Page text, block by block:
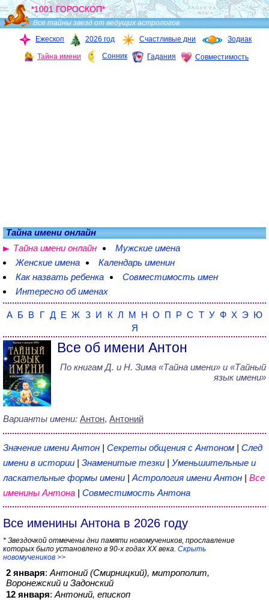
*1001 ГОРОСКОП*
Все тайны звезд от ведущих астрологов
Ежескоп
2026 год Счастливые дни Зодиак
Тайна имени Сонник Гадания Совместимость
Тайна имени онлайн
Тайна имени онлайн
Мужские имена
Женские имена
Календарь именин
Как назвать ребенка
Совместимость имен
Интересно об именах
А Б В Г Д Е Ж З И К Л М Н О П Р С Т У Ф Х Э Ю
Я
Все об имени Антон
По книгам Д. и Н. Зима «Тайна имени» и «Тайный
язык имени»
Варианты имени: Антон, Антоний
Значение имени Антон | Секреты общения с Антоном | След
имени в истории | Знаменитые тезки | Уменьшительные и
ласкательные формы имени | Астрология имени Антон | Все
именины Антона | Совместимость Антона
Все именины Антона в 2026 году
* Звездочкой отмечены дни памяти новомучеников, прославление
которых было установлено в 90-х годах XX века. Скрыть
новомучеников >>
2 января: Антоний (Смирницкий), митрополит,
Воронежский и Задонский
12 января: Антоний, епископ